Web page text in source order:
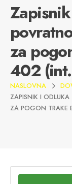
za
402
NASLOVNA
ZAPISNIK I
ZA POGON TRAKE